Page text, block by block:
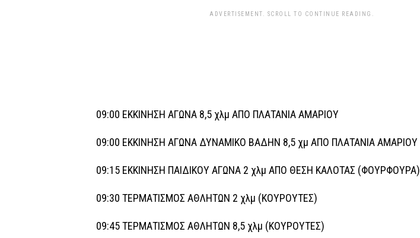
ADVERTISEMENT. SCROLL TO CONTINUE READING.
09:00 ΕΚΚΙΝΗΣΗ ΑΓΩΝΑ 8,5 χλμ ΑΠΟ ΠΛΑΤΑΝΙΑ ΑΜΑΡΙΟΥ
09:00 ΕΚΚΙΝΗΣΗ ΑΓΩΝΑ ΔΥΝΑΜΙΚΟ ΒΑΔΗΝ 8,5 χμ ΑΠΟ ΠΛΑΤΑΝΙΑ ΑΜΑΡΙΟΥ
09:15 ΕΚΚΙΝΗΣΗ ΠΑΙΔΙΚΟΥ ΑΓΩΝΑ 2 χλμ ΑΠΟ ΘΕΣΗ ΚΑΛΟΤΑΣ (ΦΟΥΡΦΟΥΡΑ)
09:30 ΤΕΡΜΑΤΙΣΜΟΣ ΑΘΛΗΤΩΝ 2 χλμ (ΚΟΥΡΟΥΤΕΣ)
09:45 ΤΕΡΜΑΤΙΣΜΟΣ ΑΘΛΗΤΩΝ 8,5 χλμ (ΚΟΥΡΟΥΤΕΣ)